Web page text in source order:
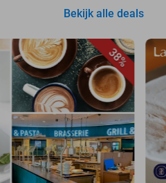
Bekijk alle deals
38%